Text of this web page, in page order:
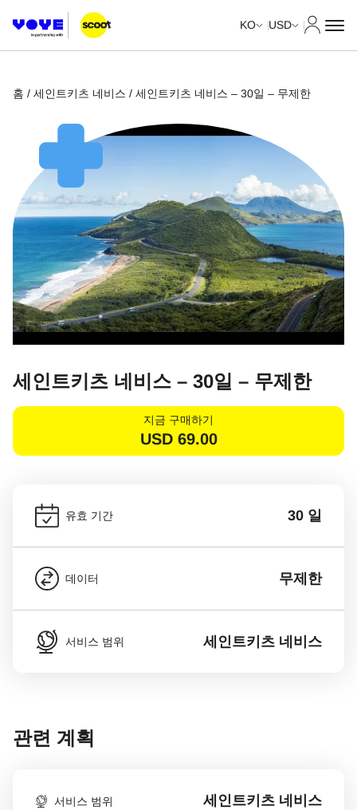
KO USD
홈 / 세인트키츠 네비스 / 세인트키츠 네비스 – 30일 – 무제한
세인트키츠 네비스 – 30일 – 무제한
지금 구매하기
USD 69.00
유효 기간 30 일
데이터 무제한
서비스 범위 세인트키츠 네비스
관련 계획
서비스 범위 세인트키츠 네비스